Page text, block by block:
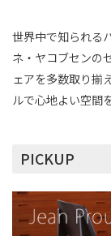
世界中で知られる
ネ・ヤコブセンの
ェアを多数取り揃
ルで心地よい空間
PICKUP